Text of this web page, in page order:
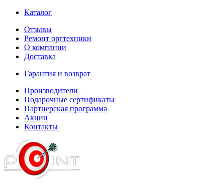
Каталог
Отзывы
Ремонт оргтехники
О компании
Доставка
Гарантия и возврат
Производители
Подарочные сертификаты
Партнерская программа
Акции
Контакты